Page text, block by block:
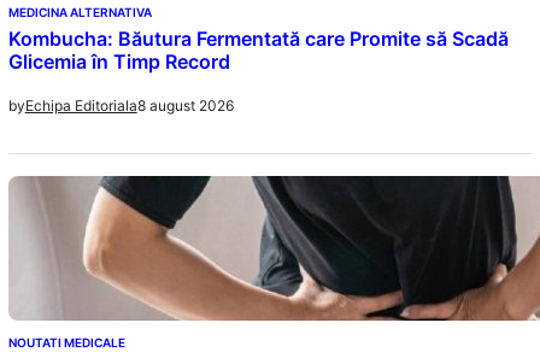
MEDICINA ALTERNATIVA
Kombucha: Băutura Fermentată care Promite să Scadă
Glicemia în Timp Record
byEchipa Editoriala8 august 2026
NOUTATI MEDICALE